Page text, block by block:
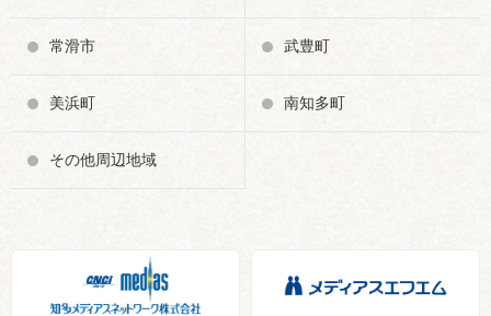
常滑市 武豊町
美浜町 南知多町
その他周辺地域